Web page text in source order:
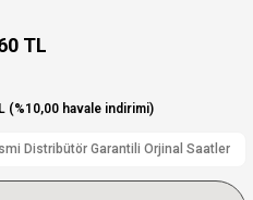
TL
(%10,00 havale indirimi)
Distribütör Garantili Orjinal Saatler